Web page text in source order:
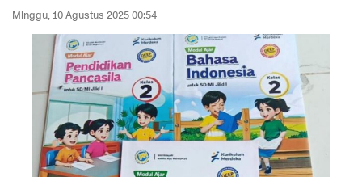
Minggu, 10 Agustus 2025 00:54